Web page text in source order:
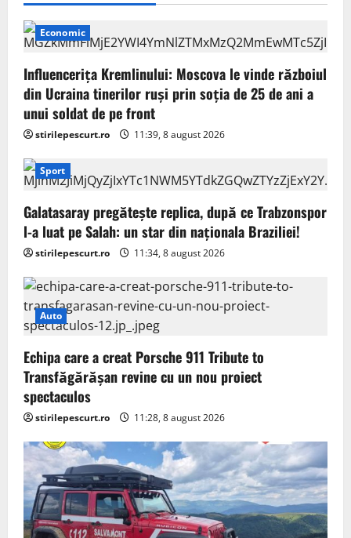
Economic
Influencerița Kremlinului: Moscova le vinde războiul
din Ucraina tinerilor ruși prin soția de 25 de ani a
unui soldat de pe front
stirilepescurt.ro 11:39, 8 august 2026
Sport
Galatasaray pregătește replica, după ce Trabzonspor
l-a luat pe Salah: un star din naționala Braziliei!
stirilepescurt.ro 11:34, 8 august 2026
Auto
Echipa care a creat Porsche 911 Tribute to
Transfăgărășan revine cu un nou proiect
spectaculos
stirilepescurt.ro 11:28, 8 august 2026